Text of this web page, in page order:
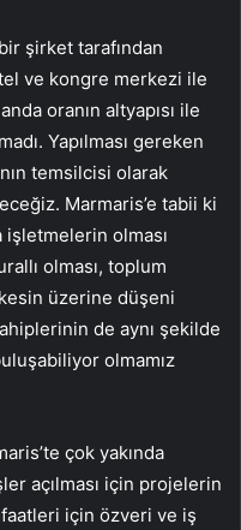
şirket tarafından
ve kongre merkezi ile
oranın altyapısı ile
Yapılması gereken
temsilcisi olarak
Marmaris’e tabii ki
işletmelerin olması
olması, toplum
üzerine düşeni
de aynı şekilde
olmamız
çok yakında
açılması için projelerin
için özveri ve iş